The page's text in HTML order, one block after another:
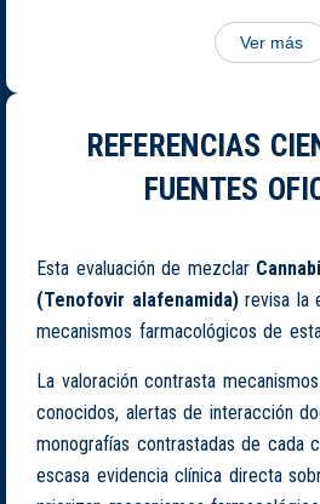
Ver más
REFERENCIAS
FUENTES
Esta evaluación de mezclar
(Tenofovir alafenamida)revisa la
mecanismos farmacológicos de
La valoración contrasta
conocidos, alertas de interacción
monografías contrastadas de cada
escasa evidencia clínica directa